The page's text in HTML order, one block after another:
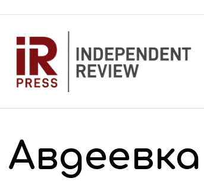
Авдеевка